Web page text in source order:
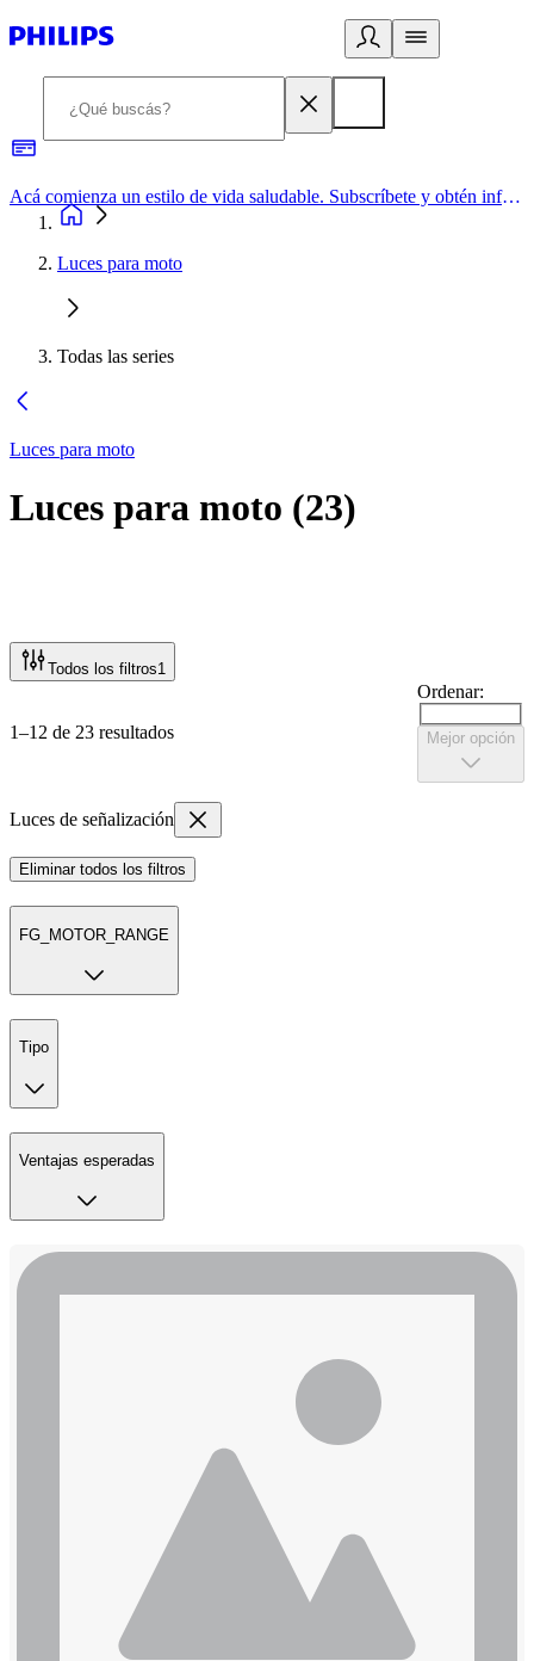
Acá comienza un estilo de vida saludable. Subscríbete y obtén información de primera mano
Luces para moto
Todas las series
Luces para moto
Luces para moto (23)
Todos los filtros1
1–12 de 23 resultados
Ordenar:
Mejor opción
Luces de señalización
Eliminar todos los filtros
FG_MOTOR_RANGE
Tipo
Ventajas esperadas